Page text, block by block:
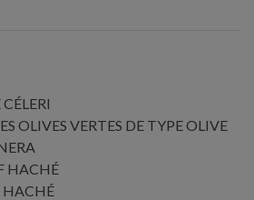
OLIVES VERTES DE TYPE OLIVE
HACHÉ
HACHÉ